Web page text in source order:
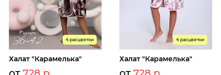
4 расцветки
Халат "Карамелька"
4 расцветки
Халат "Карамелька"